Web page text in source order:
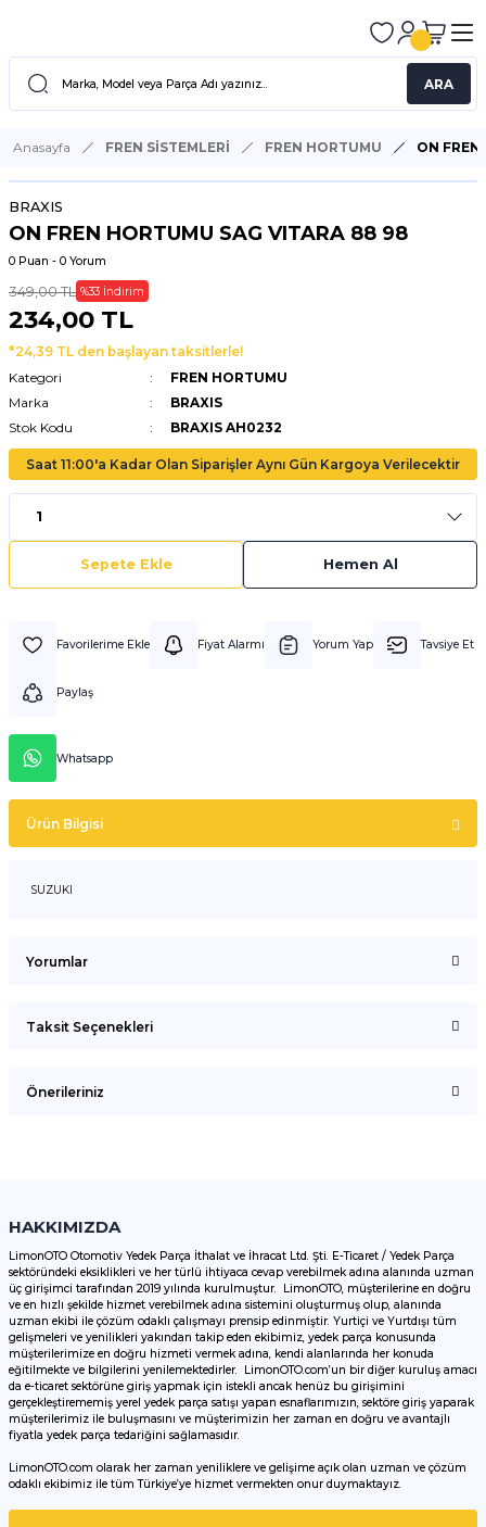
ARA
Anasayfa FREN SİSTEMLERİ FREN HORTUMU ON
BRAXIS
ON FREN HORTUMU SAG VITARA 88 98
0 Puan - 0 Yorum
349,00 TL %33 İndirim
234,00 TL
*24,39 TL den başlayan taksitlerle!
Kategori
FREN HORTUMU
Marka
BRAXIS
Stok Kodu
BRAXIS AH0232
Saat 11:00'a Kadar Olan Siparişler Aynı Gün Kargoya Verilecektir
Sepete Ekle Hemen Al
Fiyat Alarmı Yorum Yap Tavsiye Et
Paylaş
Whatsapp
Ürün Bilgisi
SUZUKI
Yorumlar
Taksit Seçenekleri
Önerileriniz
Görüş ve önerileriniz için teşekkür ederiz.
Ürün resmi kalitesiz, bozuk veya görüntülenemiyor.
Ürün açıklamasında eksik bilgiler bulunuyor.
Ürün bilgilerinde hatalar bulunuyor.
Ürün fiyatı diğer sitelerden daha pahalı.
Bu ürüne benzer farklı alternatifler olmalı.
HAKKIMIZDA
LimonOTO Otomotiv Yedek Parça İthalat ve İhracat Ltd. Şti. E-Ticaret / Yedek Parça
sektöründeki eksiklikleri ve her türlü ihtiyaca cevap verebilmek adına alanında uzman
üç girişimci tarafından 2019 yılında kurulmuştur. LimonOTO, müşterilerine en doğru
ve en hızlı şekilde hizmet verebilmek adına sistemini oluşturmuş olup, alanında
uzman ekibi ile çözüm odaklı çalışmayı prensip edinmiştir. Yurtiçi ve Yurtdışı tüm
gelişmeleri ve yenilikleri yakından takip eden ekibimiz, yedek parça konusunda
müşterilerimize en doğru hizmeti vermek adına, kendi alanlarında her konuda
eğitilmekte ve bilgilerini yenilemektedirler. LimonOTO.com’un bir diğer kuruluş amacı
da e-ticaret sektörüne giriş yapmak için istekli ancak henüz bu girişimini
gerçekleştirememiş yerel yedek parça satışı yapan esnaflarımızın, sektöre giriş yaparak
müşterilerimiz ile buluşmasını ve müşterimizin her zaman en doğru ve avantajlı
fiyatla yedek parça tedariğini sağlamasıdır.
LimonOTO.com olarak her zaman yeniliklere ve gelişime açık olan uzman ve çözüm
odaklı ekibimiz ile tüm Türkiye’ye hizmet vermekten onur duymaktayız.